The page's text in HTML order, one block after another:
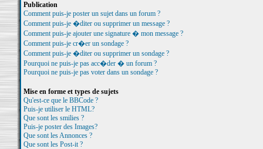
Publication
Comment puis-je poster un sujet dans un forum ?
Comment puis-je �diter ou supprimer un message ?
Comment puis-je ajouter une signature � mon message ?
Comment puis-je cr�er un sondage ?
Comment puis-je �diter ou supprimer un sondage ?
Pourquoi ne puis-je pas acc�der � un forum ?
Pourquoi ne puis-je pas voter dans un sondage ?
Mise en forme et types de sujets
Qu'est-ce que le BBCode ?
Puis-je utiliser le HTML?
Que sont les smilies ?
Puis-je poster des Images?
Que sont les Annonces ?
Que sont les Post-it ?